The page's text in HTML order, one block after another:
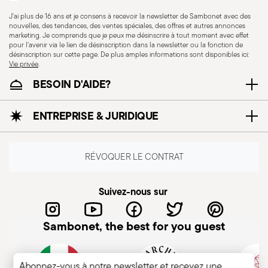
Résistance au lave-
CUTLERY+KNIVES - Les couverts doivent être
utilisés et manipulés avec soin afin de garantir la
sécurité de l’utilisateur et des personnes à
proximité. Chaque pièce est conçue pour un
usage précis et ne doit pas être utilisée de
manière inappropriée. Vérifiez l’absence de
J'ai plus de 16 ans et je consens à recevoir la newsletter de Sambonet avec des
nouvelles, des tendances, des ventes spéciales, des offres et autres annonces
marketing. Je comprends que je peux me désinscrire à tout moment avec effet
pour l'avenir via le lien de désinscription dans la newsletter ou la fonction de
désinscription sur cette page. De plus amples informations sont disponibles ici:
Vie privée.
BESOIN D'AIDE?
ENTREPRISE & JURIDIQUE
RÉVOQUER LE CONTRAT
Suivez-nous sur
Sambonet, the best for you guest